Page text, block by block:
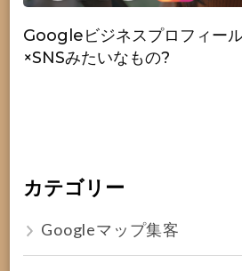
Googleビジネスプロフィー
×SNSみたいなもの?
カテゴリー
Googleマップ集客